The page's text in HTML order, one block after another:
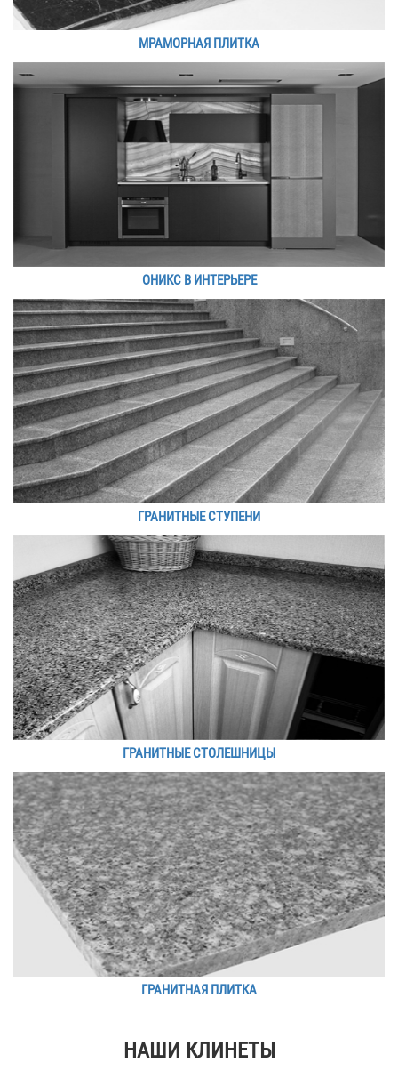
МРАМОРНАЯ ПЛИТКА
ОНИКС В ИНТЕРЬЕРЕ
ГРАНИТНЫЕ СТУПЕНИ
ГРАНИТНЫЕ СТОЛЕШНИЦЫ
ГРАНИТНАЯ ПЛИТКА
НАШИ КЛИНЕТЫ